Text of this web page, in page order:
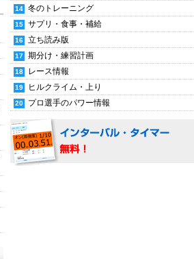
冬のトレーニング
サプリ・食事・補給
立ち読み版
期分け・練習計画
レース情報
ヒルクライム・上り
プロ選手のパワー情報